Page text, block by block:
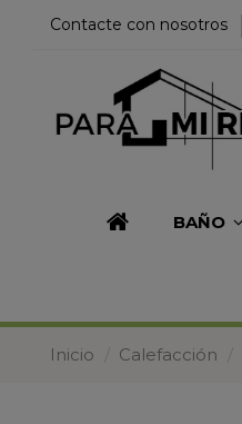
Contacte con nosotros
BAÑO
Inicio Calefacción